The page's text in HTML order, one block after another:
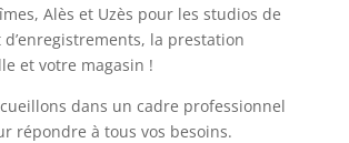
Alès et Uzès pour les studios de
la prestation
et votre magasin !
dans un cadre professionnel
répondre à tous vos besoins.